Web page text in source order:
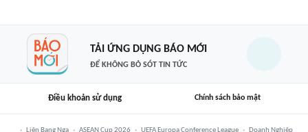
TẢI ỨNG DỤNG BÁO MỚI
ĐỂ KHÔNG BỎ SÓT TIN TỨC
Điều khoản sử dụng Chính sách bảo mật
Liên Bang Nga ASEAN Cup 2026 UEFA Europa Conference League Doanh Nghiệp